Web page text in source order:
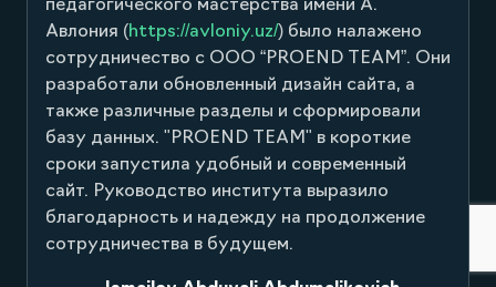
веб-
имени А.
) было налажено
TEAM”. Они
дизайн сайта, а
и сформировали
ООО "PROEND-TEAM"
помощь в разработке
приема абитуриентов
UNIVERSITY, в процессе
не возникло никаких
был представлен вовремя.